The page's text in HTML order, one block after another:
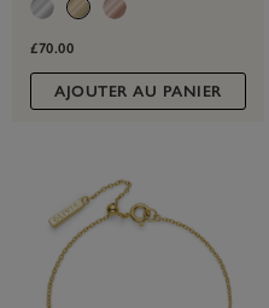
£70.00
AJOUTER AU PANIER